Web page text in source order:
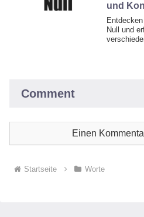
und
Null und
Comment
Einen
Startseite Worte